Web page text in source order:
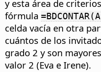
y esta área de
fórmula
celda vacía en otra
cuántos de los
grado 2 y son
valor 2 (Eva e Irene).